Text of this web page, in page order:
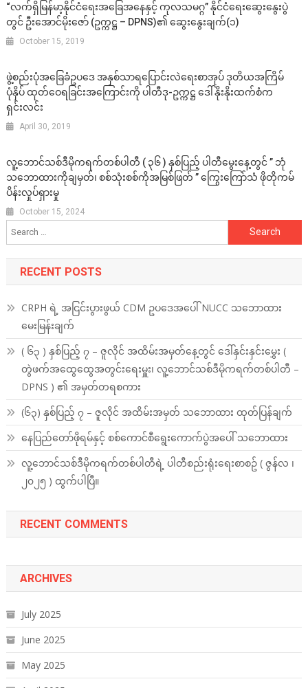
“လက်ရှိမြန်မာ့နိုင်ငံရေးအခြေအနေနှင့် ကုလသမဂ္ဂ” နိုင်ငံရေးဆွေးနွေးပွဲ
တွင် ဦးအောင်မိုးဇော် (ဥက္ကဋ္ဌ – DPNS)၏ ဆွေးနွေးချက်(၁)
October 15, 2019
ဖွဲ့စည်းပုံအခြေခံဥပဒေ အနှစ်သာရပြောင်းလဲရေးစာအုပ် ဒုတိယအကြိမ်
ပုံနှိပ် ထုတ်ဝေရခြင်းအကြောင်းကို ပါတီဒု-ဥက္ကဋ္ဌ ဒေါ်နိုးနိုးထက်စံက
ရှင်းလင်း
April 30, 2019
လူ့ဘောင်သစ်ဒီမိုကရက်တစ်ပါတီ ( ၃၆ ) နှစ်ပြည့် ပါတီမွေးနေ့တွင် ” ဘုံ
သဘောထားကိုချမှတ်၊ စစ်သုံးစစ်ကိုအမြစ်ဖြတ် ” ကြွေးကြော်သံ ဖိုတိုကမ်
ပိန်းလှုပ်ရှားမှု
October 15, 2024
Search
for:
RECENT POSTS
CRPH ရဲ့ အငြင်းပွားဖွယ် CDM ဥပဒေအပေါ် NUCC သဘောထား
မေးမြန်းချက်
( ၆၃ ) နှစ်ပြည့် ၇ – ဇူလိုင် အထိမ်းအမှတ်နေ့တွင် ဒေါ်နှင်းနှင်းမွှေး (
တွဲဖက်အထွေထွေအတွင်းရေးမှူး၊ လူ့ဘောင်သစ်ဒီမိုကရက်တစ်ပါတီ –
DPNS ) ၏ အမှတ်တရစကား
(၆၃) နှစ်ပြည့် ၇ – ဇူလိုင် အထိမ်းအမှတ် သဘောထား ထုတ်ပြန်ချက်
နေပြည်တော်ဖိုရမ်နှင့် စစ်ကောင်စီရွေးကောက်ပွဲအပေါ် သဘောထား
လူ့ဘောင်သစ်ဒီမိုကရက်တစ်ပါတီရဲ့ ပါတီစည်းရုံးရေးစာစဥ် ( ဇွန်လ ၊
၂၀၂၅ ) ထွက်ပါပြီ။
RECENT COMMENTS
ARCHIVES
July 2025
June 2025
May 2025